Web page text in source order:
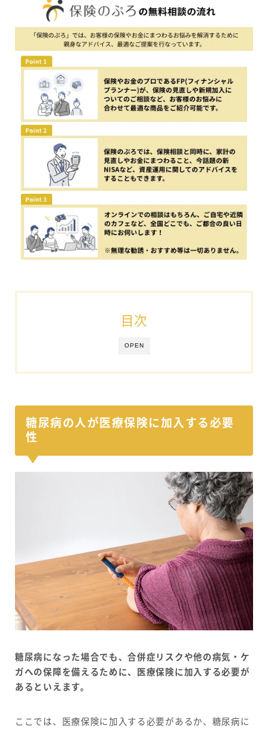
OPEN
目次
糖尿病の人が医療保険に加入する必要
性
糖尿病になった場合でも、合併症リスクや他の病気・ケ
ガへの保障を備えるために、医療保険に加入する必要が
あるといえます。
ここでは、医療保険に加入する必要があるか、糖尿病に